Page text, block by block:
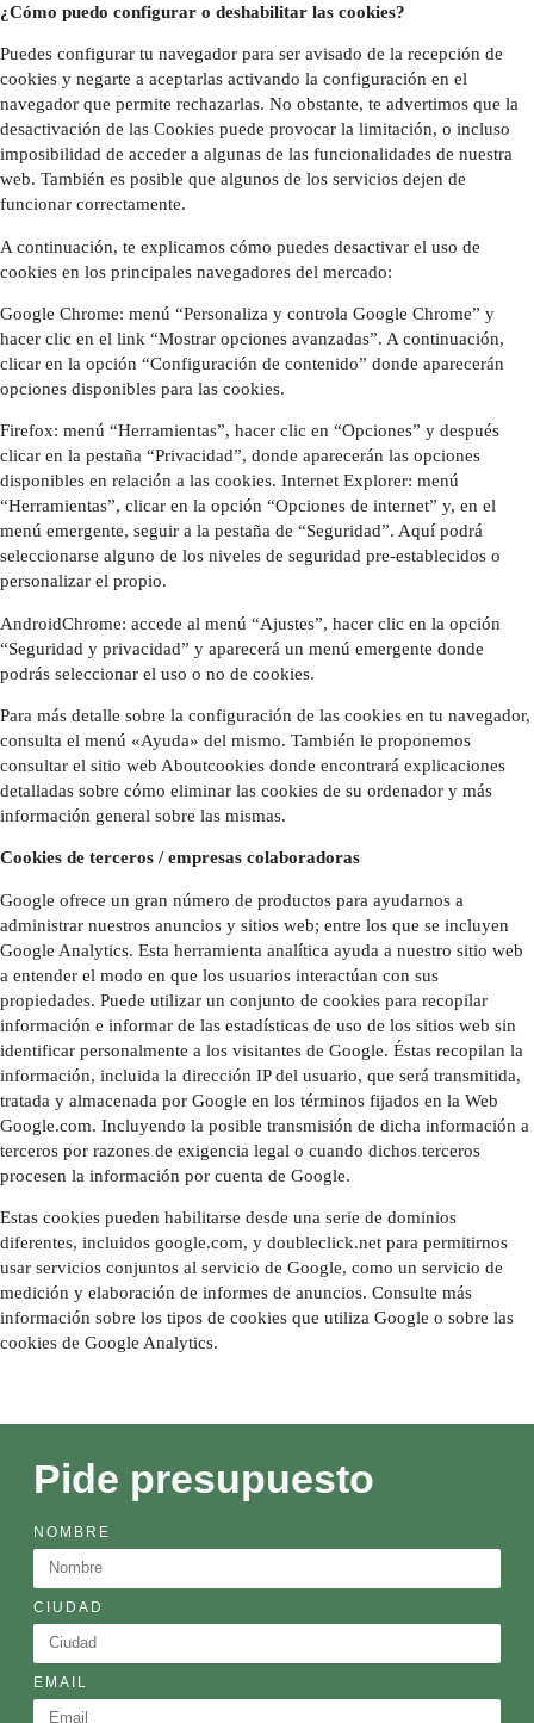
¿Cómo puedo configurar o deshabilitar las cookies?
Puedes configurar tu navegador para ser avisado de la recepción de
cookies y negarte a aceptarlas activando la configuración en el
navegador que permite rechazarlas. No obstante, te advertimos que la
desactivación de las Cookies puede provocar la limitación, o incluso
imposibilidad de acceder a algunas de las funcionalidades de nuestra
web. También es posible que algunos de los servicios dejen de
funcionar correctamente.
A continuación, te explicamos cómo puedes desactivar el uso de
cookies en los principales navegadores del mercado:
Google Chrome: menú “Personaliza y controla Google Chrome” y
hacer clic en el link “Mostrar opciones avanzadas”. A continuación,
clicar en la opción “Configuración de contenido” donde aparecerán
opciones disponibles para las cookies.
Firefox: menú “Herramientas”, hacer clic en “Opciones” y después
clicar en la pestaña “Privacidad”, donde aparecerán las opciones
disponibles en relación a las cookies. Internet Explorer: menú
“Herramientas”, clicar en la opción “Opciones de internet” y, en el
menú emergente, seguir a la pestaña de “Seguridad”. Aquí podrá
seleccionarse alguno de los niveles de seguridad pre-establecidos o
personalizar el propio.
AndroidChrome: accede al menú “Ajustes”, hacer clic en la opción
“Seguridad y privacidad” y aparecerá un menú emergente donde
podrás seleccionar el uso o no de cookies.
Para más detalle sobre la configuración de las cookies en tu navegador,
consulta el menú «Ayuda» del mismo. También le proponemos
consultar el sitio web Aboutcookies donde encontrará explicaciones
detalladas sobre cómo eliminar las cookies de su ordenador y más
información general sobre las mismas.
Cookies de terceros / empresas colaboradoras
Google ofrece un gran número de productos para ayudarnos a
administrar nuestros anuncios y sitios web; entre los que se incluyen
Google Analytics. Esta herramienta analítica ayuda a nuestro sitio web
a entender el modo en que los usuarios interactúan con sus
propiedades. Puede utilizar un conjunto de cookies para recopilar
información e informar de las estadísticas de uso de los sitios web sin
identificar personalmente a los visitantes de Google. Éstas recopilan la
información, incluida la dirección IP del usuario, que será transmitida,
tratada y almacenada por Google en los términos fijados en la Web
Google.com. Incluyendo la posible transmisión de dicha información a
terceros por razones de exigencia legal o cuando dichos terceros
procesen la información por cuenta de Google.
Estas cookies pueden habilitarse desde una serie de dominios
diferentes, incluidos google.com, y doubleclick.net para permitirnos
usar servicios conjuntos al servicio de Google, como un servicio de
medición y elaboración de informes de anuncios. Consulte más
información sobre los tipos de cookies que utiliza Google o sobre las
cookies de Google Analytics.
Pide presupuesto
NOMBRE
CIUDAD
EMAIL